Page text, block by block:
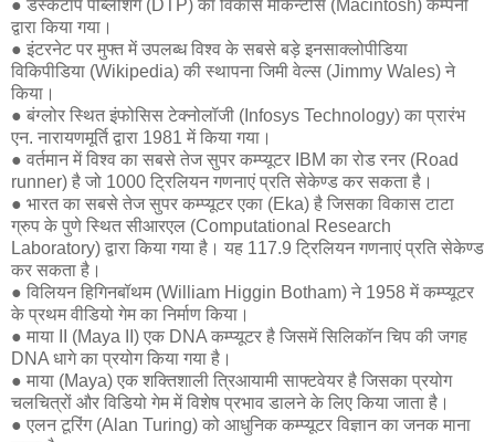
● डेस्कटॉप पब्लिशिंग (DTP) का विकास मैकिन्टोस (Macintosh) कम्पनी
द्वारा किया गया।
● इंटरनेट पर मुफ्त में उपलब्ध विश्व के सबसे बड़े इनसाक्लोपीडिया
विकिपीडिया (Wikipedia) की स्थापना जिमी वेल्स (Jimmy Wales) ने
किया।
● बंग्लोर स्थित इंफोसिस टेक्नोलॉजी (Infosys Technology) का प्रारंभ
एन. नारायणमूर्ति द्वारा 1981 में किया गया।
● वर्तमान में विश्व का सबसे तेज सुपर कम्प्यूटर IBM का रोड रनर (Road
runner) है जो 1000 ट्रिलियन गणनाएं प्रति सेकेण्ड कर सकता है।
● भारत का सबसे तेज सुपर कम्प्यूटर एका (Eka) है जिसका विकास टाटा
ग्रुप के पुणे स्थित सीआरएल (Computational Research
Laboratory) द्वारा किया गया है। यह 117.9 ट्रिलियन गणनाएं प्रति सेकेण्ड
कर सकता है।
● विलियन हिगिनबॉथम (William Higgin Botham) ने 1958 में कम्प्यूटर
के प्रथम वीडियो गेम का निर्माण किया।
● माया II (Maya II) एक DNA कम्प्यूटर है जिसमें सिलिकॉन चिप की जगह
DNA धागे का प्रयोग किया गया है।
● माया (Maya) एक शक्तिशाली त्रिआयामी साफ्टवेयर है जिसका प्रयोग
चलचित्रों और विडियो गेम में विशेष प्रभाव डालने के लिए किया जाता है।
● एलन टूरिंग (Alan Turing) को आधुनिक कम्प्यूटर विज्ञान का जनक माना